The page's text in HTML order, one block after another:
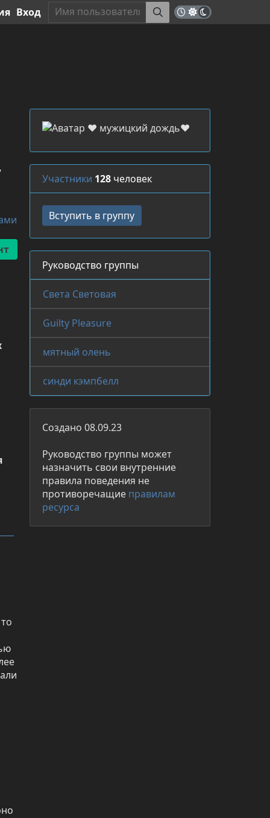
Вход
Участники 128 человек
Руководство группы
Света Световая
Guilty Pleasure
мятный олень
синди кэмпбелл
Создано 08.09.23
Руководство группы может
назначить свои внутренние
правила поведения не
противоречащие правилам
ресурса